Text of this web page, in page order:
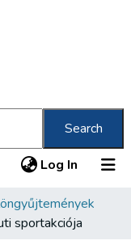
Search
Log In (current)
sportakciója